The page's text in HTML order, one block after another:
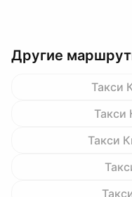
Другие
Такси
Такси
Такси